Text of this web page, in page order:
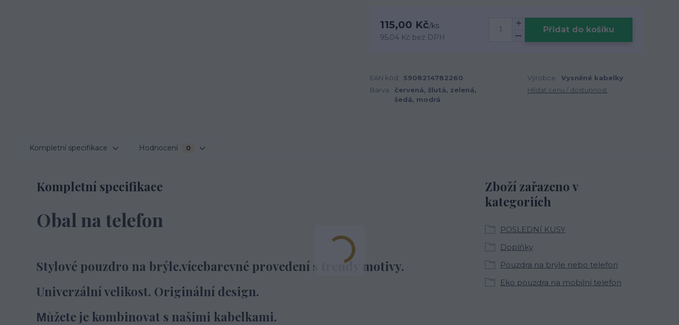
115,00 Kč/ks
95,04 Kč bez DPH
Přidat do košíku
EAN kód: 5908214782260 Výrobce: Vysněné kabelky
Barva:
červená, žlutá, zelená,
šedá, modrá
Hlídat cenu / dostupnost
Kompletní specifikace Hodnocení 0
Kompletní specifikace
Obal na telefon
Stylové pouzdro na brýle,vícebarevné provedení s trendy motivy.
Univerzální velikost. Originální design.
Můžete je kombinovat s našimi kabelkami.
Zboží zařazeno v
kategoriích
POSLEDNÍ KUSY
Doplňky
Pouzdra na brýle nebo telefon
Eko pouzdra na mobilní telefon